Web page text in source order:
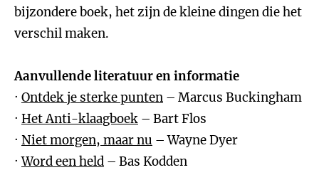
bijzondere boek, het zijn de kleine dingen die het
verschil maken.
Aanvullende literatuur en informatie
· Ontdek je sterke punten – Marcus Buckingham
· Het Anti-klaagboek – Bart Flos
· Niet morgen, maar nu – Wayne Dyer
·Word een held – Bas Kodden